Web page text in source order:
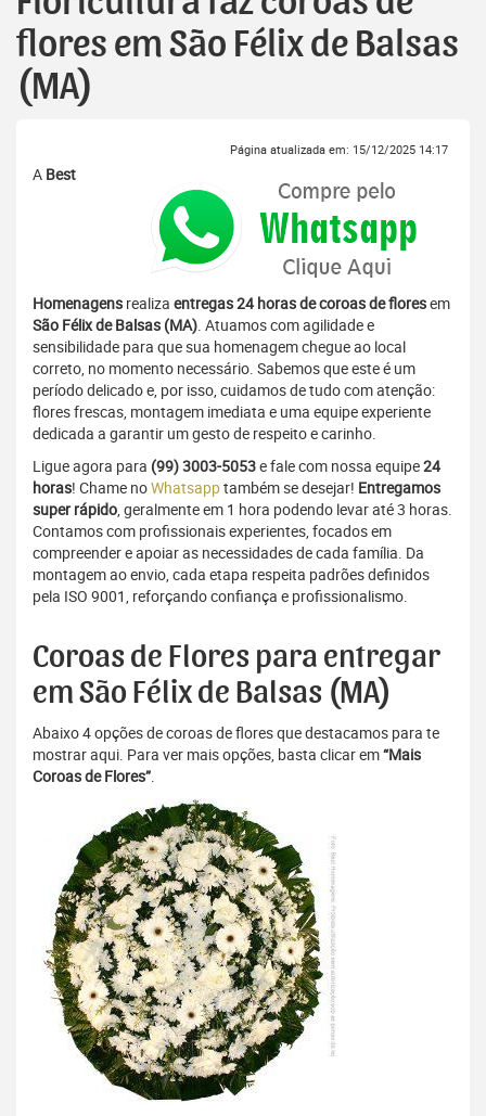
flores em São Félix de Balsas
(MA)
Página atualizada em: 15/12/2025 14:17
A Best
Homenagens realiza entregas 24 horas de coroas de floresem
São Félix de Balsas (MA). Atuamos com agilidade e
sensibilidade para que sua homenagem chegue ao local
correto, no momento necessário. Sabemos que este é um
período delicado e, por isso, cuidamos de tudo com atenção:
flores frescas, montagem imediata e uma equipe experiente
dedicada a garantir um gesto de respeito e carinho.
Ligue agora para (99) 3003-5053e fale com nossa equipe24
horas! Chame noWhatsapptambém se desejar! Entregamos
super rápido, geralmente em 1 hora podendo levar até 3 horas.
Contamos com profissionais experientes, focados em
compreender e apoiar as necessidades de cada família. Da
montagem ao envio, cada etapa respeita padrões definidos
pela ISO 9001, reforçando confiança e profissionalismo.
Coroas de Flores para entregar
em São Félix de Balsas (MA)
Abaixo 4 opções de coroas de flores que destacamos para te
mostrar aqui. Para ver mais opções, basta clicar em“Mais
Coroas de Flores”.